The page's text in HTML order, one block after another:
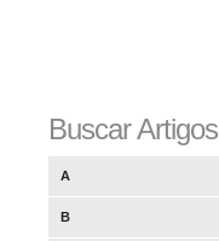
Buscar Artigos
A
B